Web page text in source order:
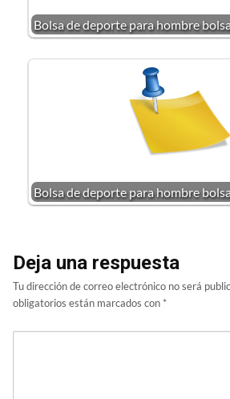
Bolsa de deporte para hombre
Bolsa de deporte para hombre
Deja una respuesta
Tu dirección de correo electrónico no será
obligatorios están marcados con *